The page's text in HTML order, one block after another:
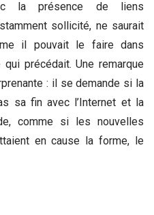
la présence de liens
sollicité, ne saurait
il pouvait le faire dans
précédait. Une remarque
: il se demande si la
sa fin avec l’Internet et la
comme si les nouvelles
en cause la forme, le